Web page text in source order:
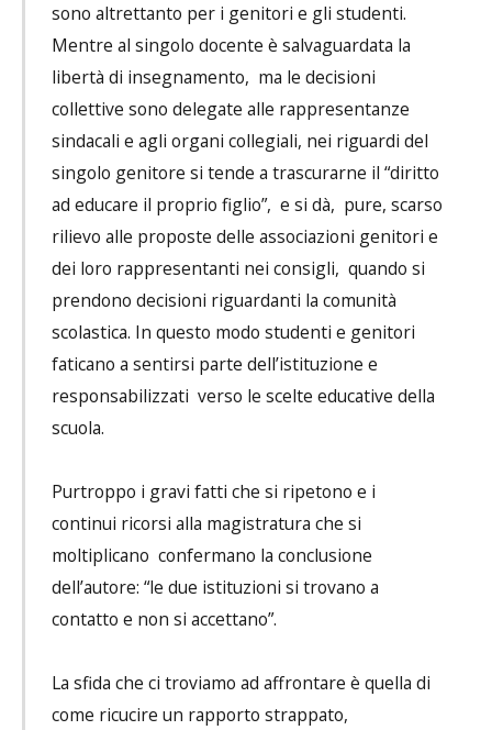
sono altrettanto per i genitori e gli studenti.
Mentre al singolo docente è salvaguardata la
libertà di insegnamento, ma le decisioni
collettive sono delegate alle rappresentanze
sindacali e agli organi collegiali, nei riguardi del
singolo genitore si tende a trascurarne il “diritto
ad educare il proprio figlio”, e si dà, pure, scarso
rilievo alle proposte delle associazioni genitori e
dei loro rappresentanti nei consigli, quando si
prendono decisioni riguardanti la comunità
scolastica. In questo modo studenti e genitori
faticano a sentirsi parte dell’istituzione e
responsabilizzati verso le scelte educative della
scuola.
Purtroppo i gravi fatti che si ripetono e i
continui ricorsi alla magistratura che si
moltiplicano confermano la conclusione
dell’autore: “le due istituzioni si trovano a
contatto e non si accettano”.
La sfida che ci troviamo ad affrontare è quella di
come ricucire un rapporto strappato,